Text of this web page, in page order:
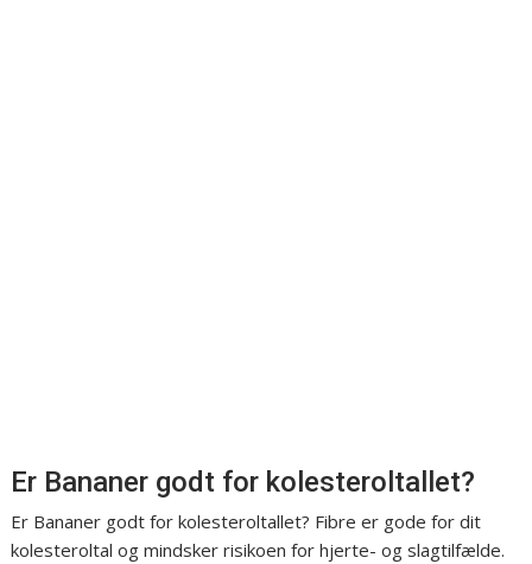
Er Bananer godt for kolesteroltallet?
Er Bananer godt for kolesteroltallet? Fibre er gode for dit
kolesteroltal og mindsker risikoen for hjerte- og slagtilfælde.